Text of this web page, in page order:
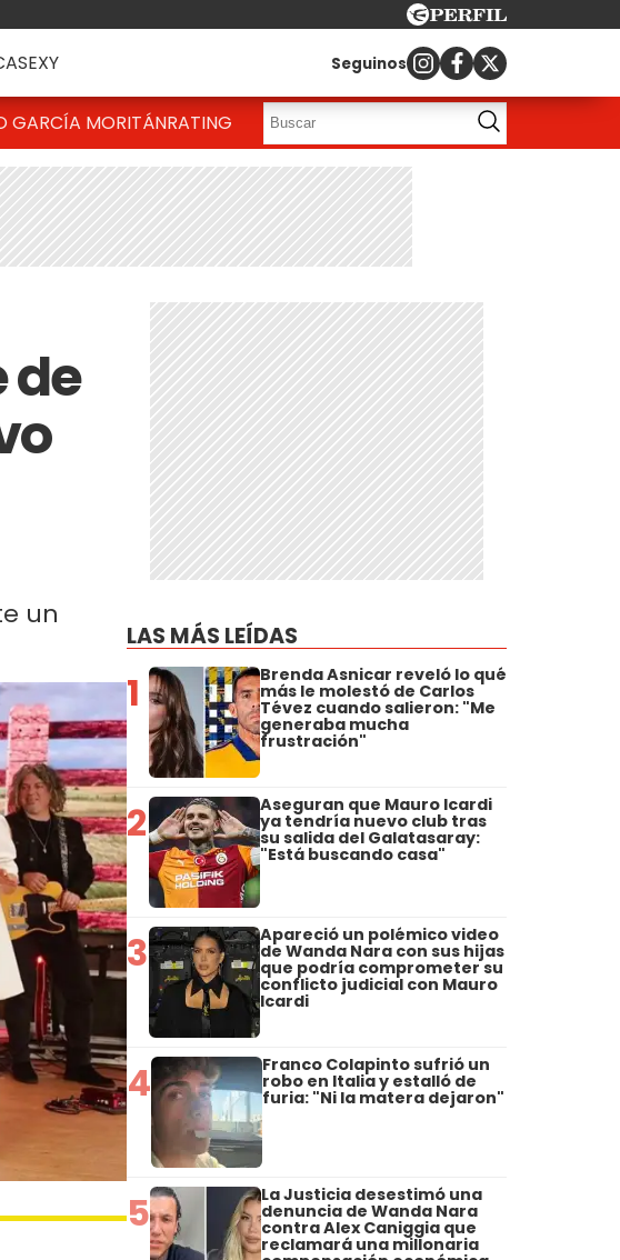
SEXY Seguinos
GARCÍA MORITÁNRATING
de
un
LAS MÁS LEÍDAS
1 Brenda Asnicar reveló lo qué
más le molestó de Carlos
Tévez cuando salieron: "Me
generaba mucha
frustración"
2 Aseguran que Mauro Icardi
ya tendría nuevo club tras
su salida del Galatasaray:
"Está buscando casa"
3 Apareció un polémico video
de Wanda Nara con sus hijas
que podría comprometer su
conflicto judicial con Mauro
Icardi
4 Franco Colapinto sufrió un
robo en Italia y estalló de
furia: "Ni la matera dejaron"
5 La Justicia desestimó una
denuncia de Wanda Nara
contra Alex Caniggia que
reclamará una millonaria